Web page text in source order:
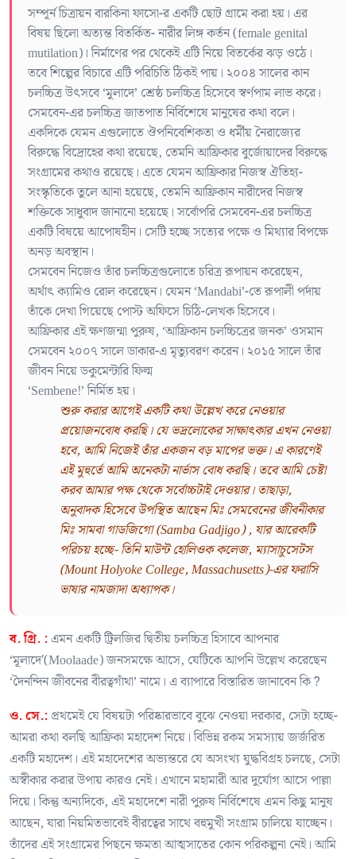
সম্পূর্ন চিত্রায়ন বারকিনা ফাসো-র একটি ছোট গ্রামে করা হয়। এর
বিষয় ছিলো অত্যন্ত বিতর্কিত- নারীর লিঙ্গ কর্তন (female genital
mutilation)। নির্মাণের পর থেকেই এটি নিয়ে বিতর্কের ঝড় ওঠে।
তবে শিল্পের বিচারে এটি পরিচিতি ঠিকই পায়। ২০০৪ সালের কান
চলচ্চিত্র উৎসবে ‘মুলাদে’ শ্রেষ্ঠ চলচ্চিত্র হিসেবে স্বর্ণপাম লাভ করে।
সেমবেন-এর চলচ্চিত্র জাতপাত নির্বিশেষে মানুষের কথা বলে।
একদিকে যেমন এগুলোতে ঔপনিবেশিকতা ও ধর্মীয় নৈরাজ্যের
বিরুদ্ধে বিদ্রোহের কথা রয়েছে, তেমনি আফ্রিকার বুর্জোয়াদের বিরুদ্ধে
সংগ্রামের কথাও রয়েছে। এতে যেমন আফ্রিকার নিজস্ব ঐতিহ্য-
সংস্কৃতিকে তুলে আনা হয়েছে, তেমনি আফ্রিকান নারীদের নিজস্ব
শক্তিকে সাধুবাদ জানানো হয়েছে। সর্বোপরি সেমবেন-এর চলচ্চিত্র
একটি বিষয়ে আপোষহীন। সেটি হচ্ছে সত্যের পক্ষে ও মিথ্যার বিপক্ষে
অনড় অবস্থান।
সেমবেন নিজেও তাঁর চলচ্চিত্রগুলোতে চরিত্র রূপায়ন করেছেন,
অর্থাৎ ক্যামিও রোল করেছেন। যেমন ‘Mandabi’-তে রূপালী পর্দায়
তাঁকে দেখা গিয়েছে পোস্ট অফিসে চিঠি-লেখক হিসেবে।
আফ্রিকার এই ক্ষণজন্মা পুরুষ, ‘আফ্রিকান চলচ্চিত্রের জনক’ ওসমান
সেমবেন ২০০৭ সালে ডাকার-এ মৃত্যুবরণ করেন। ২০১৫ সালে তাঁর
জীবন নিয়ে ডকুমেন্টারি ফিল্ম
‘Sembene!’ নির্মিত হয়।
শুরু করার আগেই একটি কথা উল্লেখ করে নেওয়ার
প্রয়োজনবোধ করছি। যে ভদ্রলোকের সাক্ষাৎকার এখন নেওয়া
হবে, আমি নিজেই তাঁর একজন বড় মাপের ভক্ত। এ কারণেই
এই মুহুর্তে আমি অনেকটা নার্ভাস বোধ করছি। তবে আমি চেষ্টা
করব আমার পক্ষ থেকে সর্বোচ্চটাই দেওয়ার। তাছাড়া,
অনুবাদক হিসেবে উপস্থিত আছেন মিঃ সেমবেনের জীবনীকার
মিঃ সামবা গাডজিগো (Samba Gadjigo) , যার আরেকটি
পরিচয় হচ্ছে- তিনি মাউন্ট হোলিওক কলেজ, ম্যাসাচুসেটস
(Mount Holyoke College, Massachusetts)-এর ফরাসি
ভাষার নামজাদা অধ্যাপক।
ব. গ্রি. :এমন একটি ট্রিলজির দ্বিতীয় চলচ্চিত্র হিসাবে আপনার
‘মূলাদে'(Moolaade) জনসমক্ষে আসে, যেটিকে আপনি উল্লেখ করেছেন
‘দৈনন্দিন জীবনের বীরত্বগাঁথা’ নামে। এ ব্যাপারে বিস্তারিত জানাবেন কি ?
ও. সে.:প্রথমেই যে বিষয়টা পরিষ্কারভাবে বুঝে নেওয়া দরকার, সেটা হচ্ছে-
আমরা কথা বলছি আফ্রিকা মহাদেশ নিয়ে। বিভিন্ন রকম সমস্যায় জর্জরিত
একটি মহাদেশ। এই মহাদেশের অভ্যন্তরে যে অসংখ্য যুদ্ধবিগ্রহ চলছে, সেটা
অস্বীকার করার উপায় কারও নেই। এখানে মহামারী আর দুর্যোগ আসে পাল্লা
দিয়ে। কিন্তু অন্যদিকে, এই মহাদেশে নারী পুরুষ নির্বিশেষে এমন কিছু মানুষ
আছেন, যারা নিয়মিতভাবেই বীরত্বের সাথে বহুমুখী সংগ্রাম চালিয়ে যাচ্ছেন।
তাঁদের এই সংগ্রামের পিছনে ক্ষমতা আত্মসাতের কোন পরিকল্পনা নেই। আমি